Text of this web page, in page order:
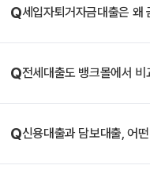
Q세입자퇴거자금대출은 왜
Q전세대출도 뱅크몰에서
Q신용대출과 담보대출, 어